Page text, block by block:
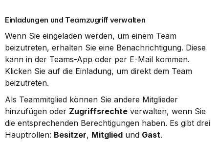
Einladungen und Teamzugriff verwalten
Wenn Sie eingeladen werden, um einem Team
beizutreten, erhalten Sie eine Benachrichtigung. Diese
kann in der Teams-App oder per E-Mail kommen.
Klicken Sie auf die Einladung, um direkt dem Team
beizutreten.
Als Teammitglied können Sie andere Mitglieder
hinzufügen oder Zugriffsrechte verwalten, wenn Sie
die entsprechenden Berechtigungen haben. Es gibt drei
Hauptrollen: Besitzer, Mitglied und Gast.